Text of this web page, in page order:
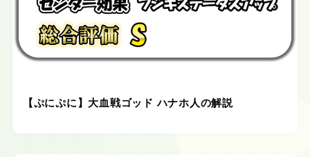
【ぷにぷに】大血戦ゴッド ハナホ人の解説